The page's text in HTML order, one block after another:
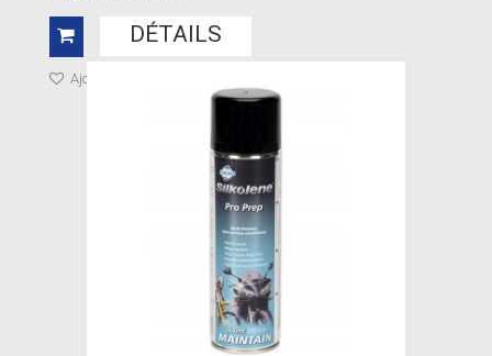
DÉTAILS
Ajouter à ma liste de cadeaux